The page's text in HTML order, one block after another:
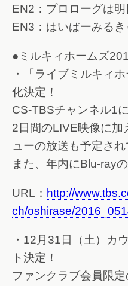
EN2：プロローグは
EN3：はいぱーみる
●ミルキィホームズ
・「ライブミルキィ
化決定！
CS-TBSチャンネル1
2日間のLIVE映像に加
ューの放送も予定され
また、年内にBlu-ray
URL： http://
ch/oshirase/
・12月31日（土）カ
ト決定！
ファンクラブ会員限